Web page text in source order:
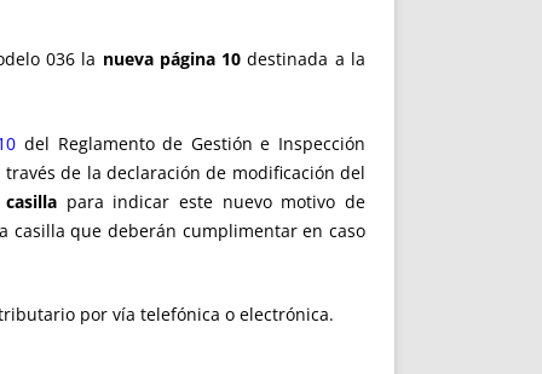
036 la nueva página 10 destinada a la
del Reglamento de Gestión e Inspección
través de la declaración de modificación del
para indicar este nuevo motivo de
casilla que deberán cumplimentar en caso
por vía telefónica o electrónica.